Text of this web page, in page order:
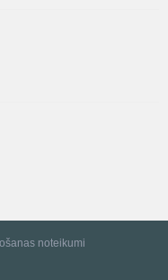
noteikumi